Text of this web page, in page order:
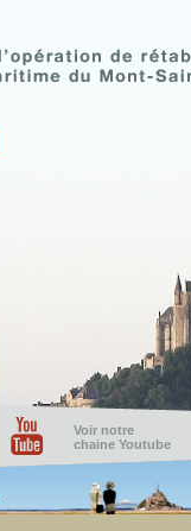
Voir notre
chaine Youtube